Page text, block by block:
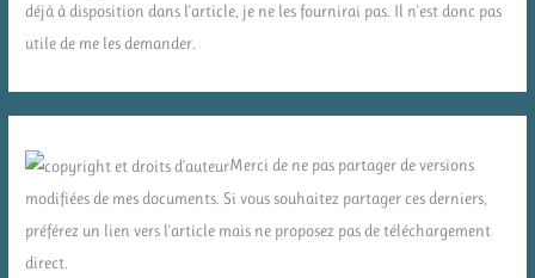
déjà à disposition dans l'article, je ne les fournirai pas. Il n'est donc pas
utile de me les demander.
Merci de ne pas partager de versions
modifiées de mes documents. Si vous souhaitez partager ces derniers,
préférez un lien vers l'article mais ne proposez pas de téléchargement
direct.